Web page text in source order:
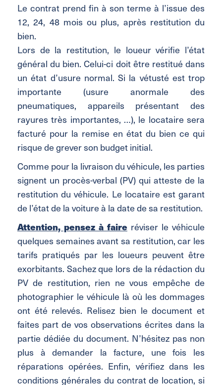
Le contrat prend fin à son terme à l’issue des
12, 24, 48 mois ou plus, après restitution du
bien.
Lors de la restitution, le loueur vérifie l’état
général du bien. Celui-ci doit être restitué dans
un état d’usure normal. Si la vétusté est trop
importante (usure anormale des
pneumatiques, appareils présentant des
rayures très importantes, …), le locataire sera
facturé pour la remise en état du bien ce qui
risque de grever son budget initial.
Comme pour la livraison du véhicule, les parties
signent un procès-verbal (PV) qui atteste de la
restitution du véhicule. Le locataire est garant
de l’état de la voiture à la date de sa restitution.
Attention, pensez à faire réviser le véhicule
quelques semaines avant sa restitution, car les
tarifs pratiqués par les loueurs peuvent être
exorbitants. Sachez que lors de la rédaction du
PV de restitution, rien ne vous empêche de
photographier le véhicule là où les dommages
ont été relevés. Relisez bien le document et
faites part de vos observations écrites dans la
partie dédiée du document. N’hésitez pas non
plus à demander la facture, une fois les
réparations opérées. Enfin, vérifiez dans les
conditions générales du contrat de location, si